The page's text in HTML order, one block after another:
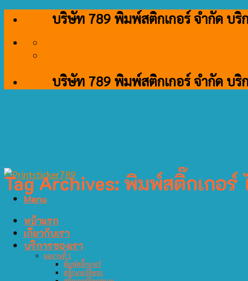
Skip
content
บริษัท 789 พิมพ์สติกเกอร์ จำกัด บ
บริษัท 789 พิมพ์สติกเกอร์ จำกัด บ
Menu
หน้าแรก
เกี่ยวกับเรา
บริการของเรา
ผลงานที่ 1
พิมพ์สติ๊กเกอร์
สติ๊กเกอร์ติดรถ
Tag Archives: พิมพ์สติ๊กเกอร์